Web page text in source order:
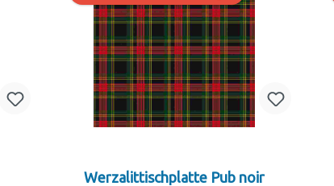
Werzalittischplatte Pub noir